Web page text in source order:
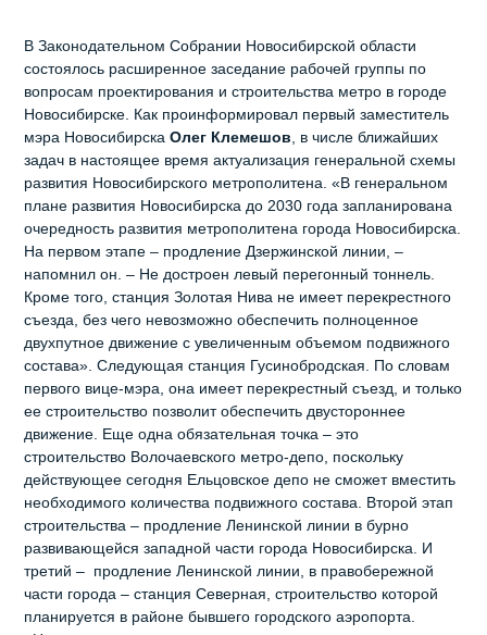
В Законодательном Собрании Новосибирской области
состоялось расширенное заседание рабочей группы по
вопросам проектирования и строительства метро в городе
Новосибирске. Как проинформировал первый заместитель
мэра НовосибирскаОлег Клемешов , в числе ближайших
задач в настоящее время актуализация генеральной схемы
развития Новосибирского метрополитена. «В генеральном
плане развития Новосибирска до 2030 года запланирована
очередность развития метрополитена города Новосибирска.
На первом этапе – продление Дзержинской линии, –
напомнил он. – Не достроен левый перегонный тоннель.
Кроме того, станция Золотая Нива не имеет перекрестного
съезда, без чего невозможно обеспечить полноценное
двухпутное движение с увеличенным объемом подвижного
состава». Следующая станция Гусинобродская. По словам
первого вице-мэра, она имеет перекрестный съезд, и только
ее строительство позволит обеспечить двустороннее
движение. Еще одна обязательная точка – это
строительство Волочаевского метро-депо, поскольку
действующее сегодня Ельцовское депо не сможет вместить
необходимого количества подвижного состава. Второй этап
строительства – продление Ленинской линии в бурно
развивающейся западной части города Новосибирска. И
третий – продление Ленинской линии, в правобережной
части города – станция Северная, строительство которой
планируется в районе бывшего городского аэропорта.